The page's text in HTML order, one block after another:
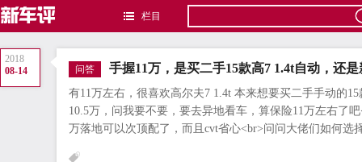
栏目
2018
08-14
问答 手握11万，是买二手15款高7 1.4t自动，还
有11万左右，很喜欢高尔夫7 1.4t 本来想要买二手手动的
10.5万，问我要不要，要去异地看车，算保险11万左右了
万落地可以次顶配了，而且cvt省心<br>问问大佬们如何选